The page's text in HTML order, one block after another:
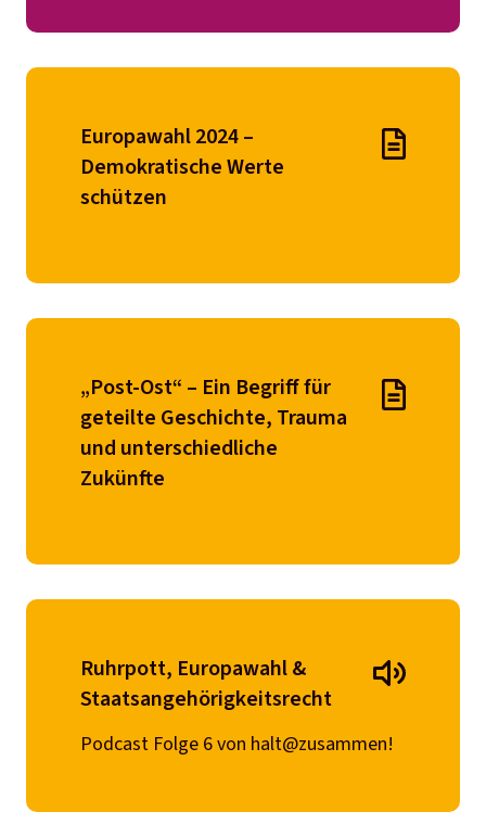
Europawahl 2024 –
Demokratische Werte
schützen
„Post-Ost“ – Ein Begriff für
geteilte Geschichte, Trauma
und unterschiedliche
Zukünfte
Ruhrpott, Europawahl &
Staatsangehörigkeitsrecht
Podcast Folge 6 von halt@zusammen!